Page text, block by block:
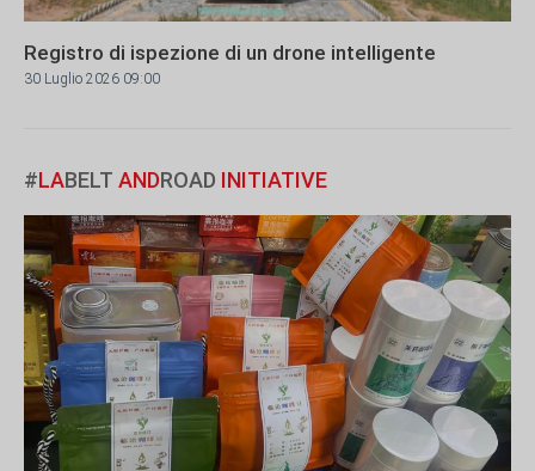
Registro di ispezione di un drone intelligente
30 Luglio 2026 09:00
#LABELT ANDROAD INITIATIVE